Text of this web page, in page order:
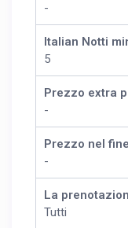
-
Italian Notti
5
Prezzo extra
-
Prezzo nel
-
La
Tutti